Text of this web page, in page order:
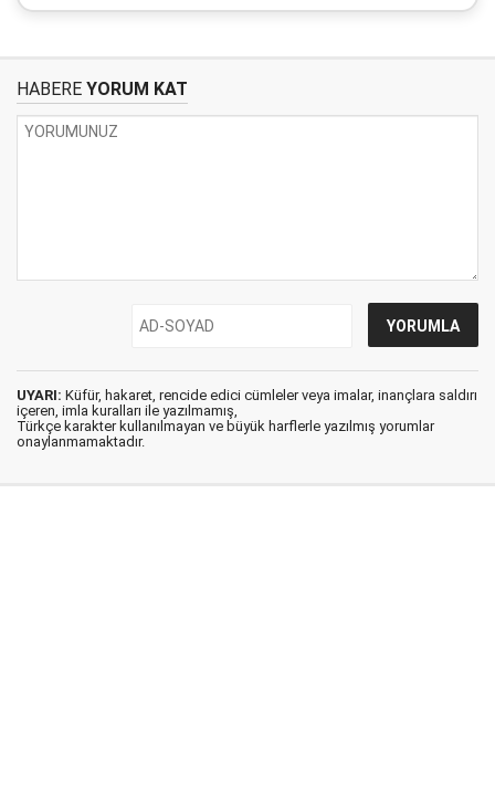
HABERE YORUM KAT
UYARI: Küfür, hakaret, rencide edici cümleler veya imalar, inançlara saldırı
içeren, imla kuralları ile yazılmamış,
Türkçe karakter kullanılmayan ve büyük harflerle yazılmış yorumlar
onaylanmamaktadır.